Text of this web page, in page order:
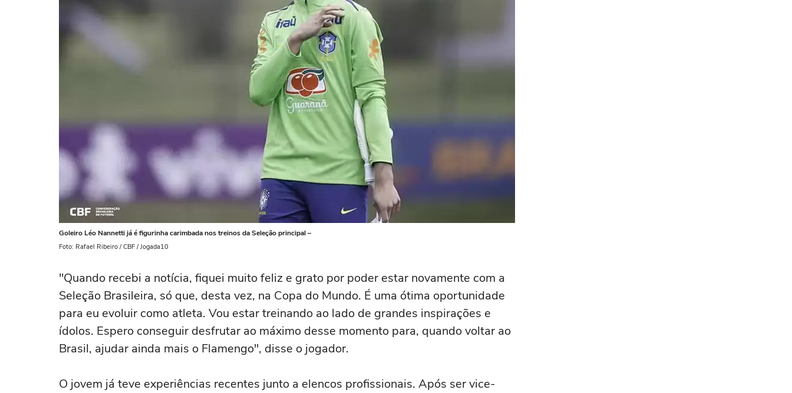
Goleiro Léo Nannetti já é figurinha carimbada nos treinos da Seleção principal –
Foto: Rafael Ribeiro / CBF / Jogada10
"Quando recebi a notícia, fiquei muito feliz e grato por poder estar novamente com a
Seleção Brasileira, só que, desta vez, na Copa do Mundo. É uma ótima oportunidade
para eu evoluir como atleta. Vou estar treinando ao lado de grandes inspirações e
ídolos. Espero conseguir desfrutar ao máximo desse momento para, quando voltar ao
Brasil, ajudar ainda mais o Flamengo", disse o jogador.
O jovem já teve experiências recentes junto a elencos profissionais. Após ser vice-